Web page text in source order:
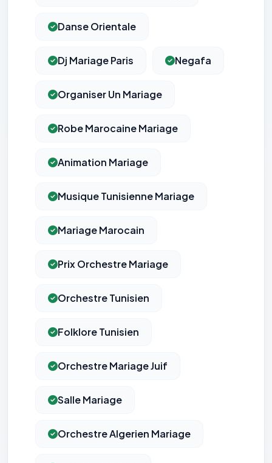
Danse Orientale
Dj Mariage Paris Negafa
Organiser Un Mariage
Robe Marocaine Mariage
Animation Mariage
Musique Tunisienne Mariage
Mariage Marocain
Prix Orchestre Mariage
Orchestre Tunisien
Folklore Tunisien
Orchestre Mariage Juif
Salle Mariage
Orchestre Algerien Mariage